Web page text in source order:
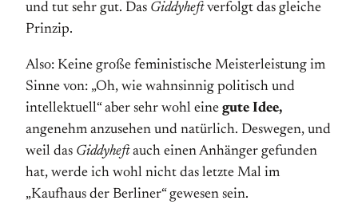
und tut sehr gut. Das Giddyheftverfolgt das gleiche
Prinzip.
Also: Keine große feministische Meisterleistung im
Sinne von: „Oh, wie wahnsinnig politisch und
intellektuell“ aber sehr wohl eine gute Idee,
angenehm anzusehen und natürlich. Deswegen, und
weil das Giddyheftauch einen Anhänger gefunden
hat, werde ich wohl nicht das letzte Mal im
„Kaufhaus der Berliner“ gewesen sein.